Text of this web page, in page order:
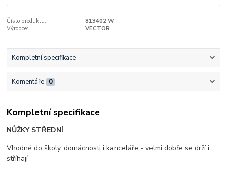
Číslo produktu:
813402 W
Výrobce:
VECTOR
Kompletní specifikace
Komentáře 0
Kompletní specifikace
NŮŽKY STŘEDNÍ
Vhodné do školy, domácnosti i kanceláře - velmi dobře se drží i
stříhají